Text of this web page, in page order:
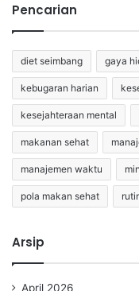
Pencarian
diet seimbang gaya
kebugaran harian
kesejahteraan mental
makanan sehat
manajemen waktu
pola makan sehat
Arsip
April 2026